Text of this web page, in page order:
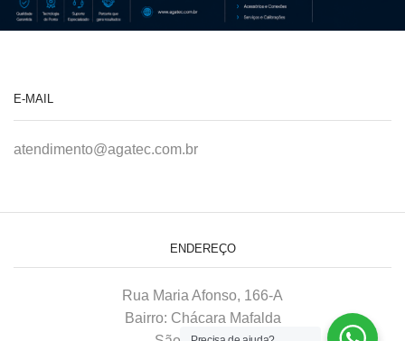
E-MAIL
atendimento@agatec.com.br
ENDEREÇO
Rua Maria Afonso, 166-A
Bairro: Chácara Mafalda